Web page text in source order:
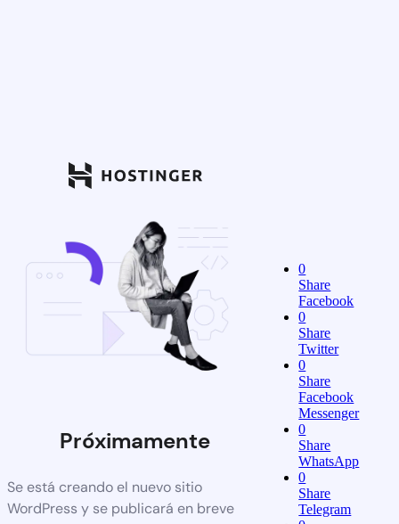
Próximamente
Se está creando el nuevo sitio
WordPress y se publicará en breve
0
Share
Facebook
0
Share
Twitter
0
Share
Facebook
Messenger
0
Share
WhatsApp
0
Share
Telegram